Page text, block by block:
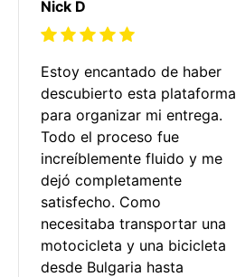
Nick D
Estoy encantado de haber
descubierto esta plataforma
para organizar mi entrega.
Todo el proceso fue
increíblemente fluido y me
dejó completamente
satisfecho. Como
necesitaba transportar una
motocicleta y una bicicleta
desde Bulgaria hasta